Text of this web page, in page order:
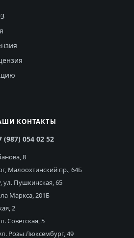
КОНТАКТЫ
(987) 054 02 52
8
Малоохтинский пр., 64Б
ул. Пушкинская, 65
Маркса, 201Б
2
Советская, 5
Розы Люксембург, 49